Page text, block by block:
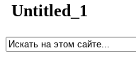
Untitled_1